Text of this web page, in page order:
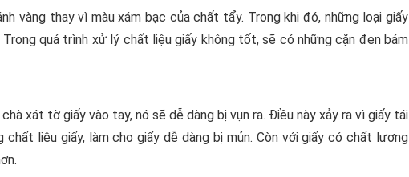
vàng thay vì màu xám bạc của chất tẩy. Trong khi đó, những loại giấy
quá trình xử lý chất liệu giấy không tốt, sẽ có những cặn đen bám
xát tờ giấy vào tay, nó sẽ dễ dàng bị vụn ra. Điều này xảy ra vì giấy tái
liệu giấy, làm cho giấy dễ dàng bị mủn. Còn với giấy có chất lượng